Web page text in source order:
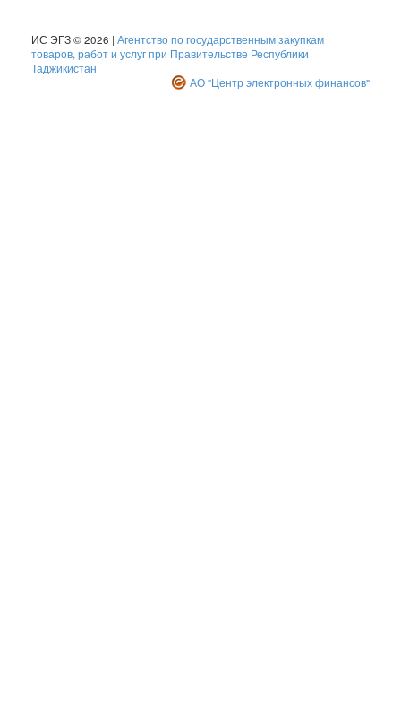
ИС ЭГЗ © 2026 | Агентство по государственным закупкам
товаров, работ и услуг при Правительстве Республики
Таджикистан
АО "Центр электронных финансов"